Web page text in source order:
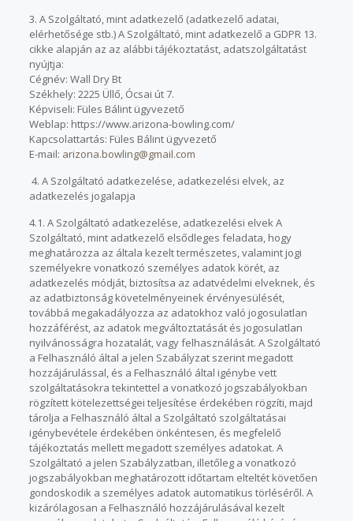
3. A Szolgáltató, mint adatkezelő (adatkezelő adatai,
elérhetősége stb.) A Szolgáltató, mint adatkezelő a GDPR 13.
cikke alapján az az alábbi tájékoztatást, adatszolgáltatást
nyújtja:
Cégnév: Wall Dry Bt
Székhely: 2225 Üllő, Ócsai út 7.
Képviseli: Füles Bálint ügyvezető
Weblap: https://www.arizona-bowling.com/
Kapcsolattartás: Füles Bálint ügyvezető
E-mail: arizona.bowling@gmail.com
4. A Szolgáltató adatkezelése, adatkezelési elvek, az
adatkezelés jogalapja
4.1. A Szolgáltató adatkezelése, adatkezelési elvek A
Szolgáltató, mint adatkezelő elsődleges feladata, hogy
meghatározza az általa kezelt természetes, valamint jogi
személyekre vonatkozó személyes adatok körét, az
adatkezelés módját, biztosítsa az adatvédelmi elveknek, és
az adatbiztonság követelményeinek érvényesülését,
továbbá megakadályozza az adatokhoz való jogosulatlan
hozzáférést, az adatok megváltoztatását és jogosulatlan
nyilvánosságra hozatalát, vagy felhasználását. A Szolgáltató
a Felhasználó által a jelen Szabályzat szerint megadott
hozzájárulással, és a Felhasználó által igénybe vett
szolgáltatásokra tekintettel a vonatkozó jogszabályokban
rögzített kötelezettségei teljesítése érdekében rögzíti, majd
tárolja a Felhasználó által a Szolgáltató szolgáltatásai
igénybevétele érdekében önkéntesen, és megfelelő
tájékoztatás mellett megadott személyes adatokat. A
Szolgáltató a jelen Szabályzatban, illetőleg a vonatkozó
jogszabályokban meghatározott időtartam elteltét követően
gondoskodik a személyes adatok automatikus törléséről. A
kizárólagosan a Felhasználó hozzájárulásával kezelt